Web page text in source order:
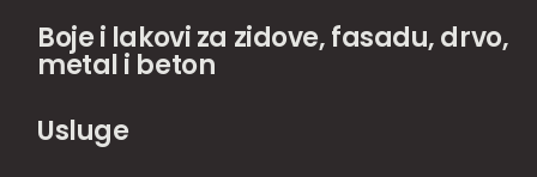
Boje i lakovi za zidove, fasadu, drvo,
metal i beton
Usluge